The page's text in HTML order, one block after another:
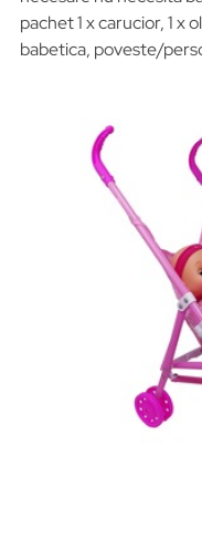
pachet 1 x carucior, 1 x
babetica, poveste/